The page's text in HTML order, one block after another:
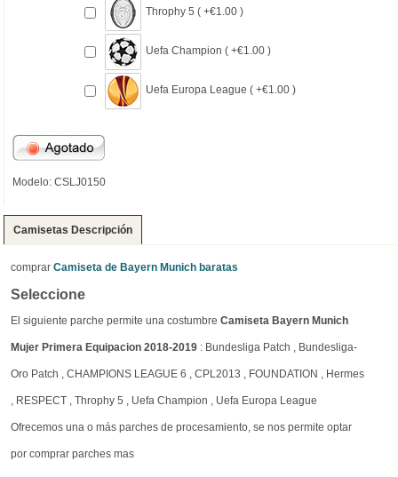
Throphy 5 ( +€1.00 )
Uefa Champion ( +€1.00 )
Uefa Europa League ( +€1.00 )
Modelo: CSLJ0150
Camisetas Descripción
comprar Camiseta de Bayern Munich baratas
Seleccione
El siguiente parche permite una costumbre Camiseta Bayern Munich
Mujer Primera Equipacion 2018-2019 : Bundesliga Patch , Bundesliga-
Oro Patch , CHAMPIONS LEAGUE 6 , CPL2013 , FOUNDATION , Hermes
, RESPECT , Throphy 5 , Uefa Champion , Uefa Europa League
Ofrecemos una o más parches de procesamiento, se nos permite optar
por comprar parches mas